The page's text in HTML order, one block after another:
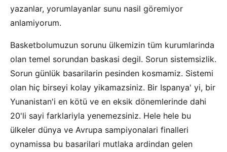
yazanlar, yorumlayanlar sunu nasil göremiyor
anlamiyorum.
Basketbolumuzun sorunu ülkemizin tüm kurumlarinda
olan temel sorundan baskasi degil. Sorun sistemsizlik.
Sorun günlük basarilarin pesinden kosmamiz. Sistemi
olan hiç birseyi kolay yikamazsiniz. Bir Ispanya' yi, bir
Yunanistan'i en kötü ve en eksik dönemlerinde dahi
20'li sayi farklariyla yenemezsiniz. Hele hele bu
ülkeler dünya ve Avrupa sampiyonalari finalleri
oynamissa bu basarilari mutlaka ardindan gelen